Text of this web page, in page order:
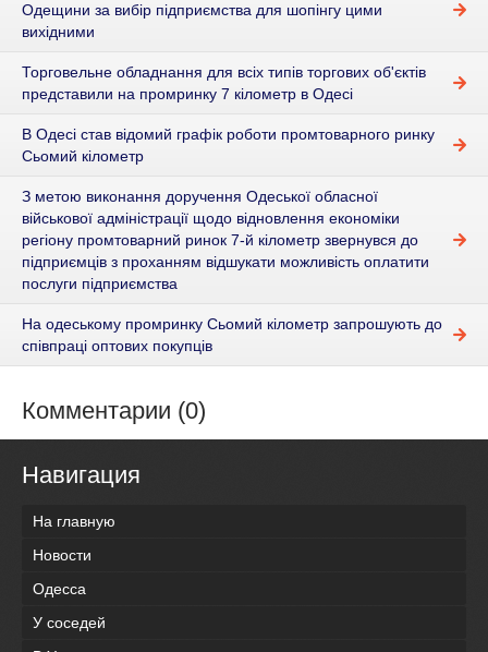
Одещини за вибір підприємства для шопінгу цими
вихідними
Торговельне обладнання для всіх типів торгових об'єктів
представили на промринку 7 кілометр в Одесі
В Одесі став відомий графік роботи промтоварного ринку
Сьомий кілометр
З метою виконання доручення Одеської обласної
військової адміністрації щодо відновлення економіки
регіону промтоварний ринок 7-й кілометр звернувся до
підприємців з проханням відшукати можливість оплатити
послуги підприємства
На одеському промринку Сьомий кілометр запрошують до
співпраці оптових покупців
Комментарии (0)
Навигация
На главную
Новости
Одесса
У соседей